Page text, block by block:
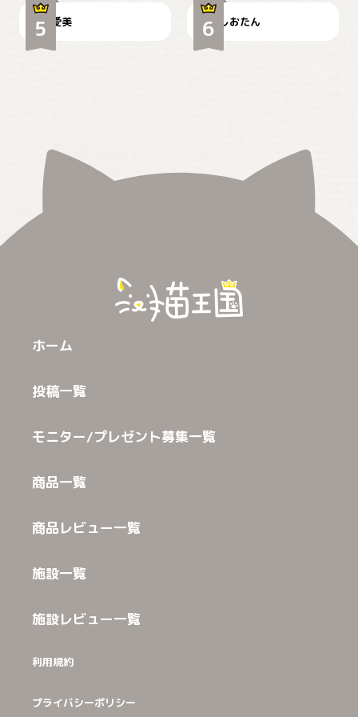
爱美 しおたん
ホーム
投稿一覧
モニター/プレゼント募集一覧
商品一覧
商品レビュー一覧
施設一覧
施設レビュー一覧
利用規約
プライバシーポリシー